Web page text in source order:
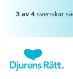
3 av 4svenskar